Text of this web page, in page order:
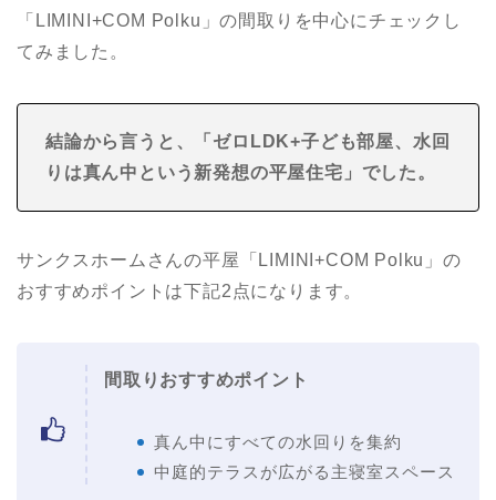
「LIMINI+COM Polku」の間取りを中心にチェックし
てみました。
結論から言うと、「ゼロLDK+子ども部屋、水回
りは真ん中という新発想の平屋住宅 」でした。
サンクスホームさんの平屋「LIMINI+COM Polku」の
おすすめポイントは下記2点になります。
間取りおすすめポイント
真ん中にすべての水回りを集約
中庭的テラスが広がる主寝室スペース